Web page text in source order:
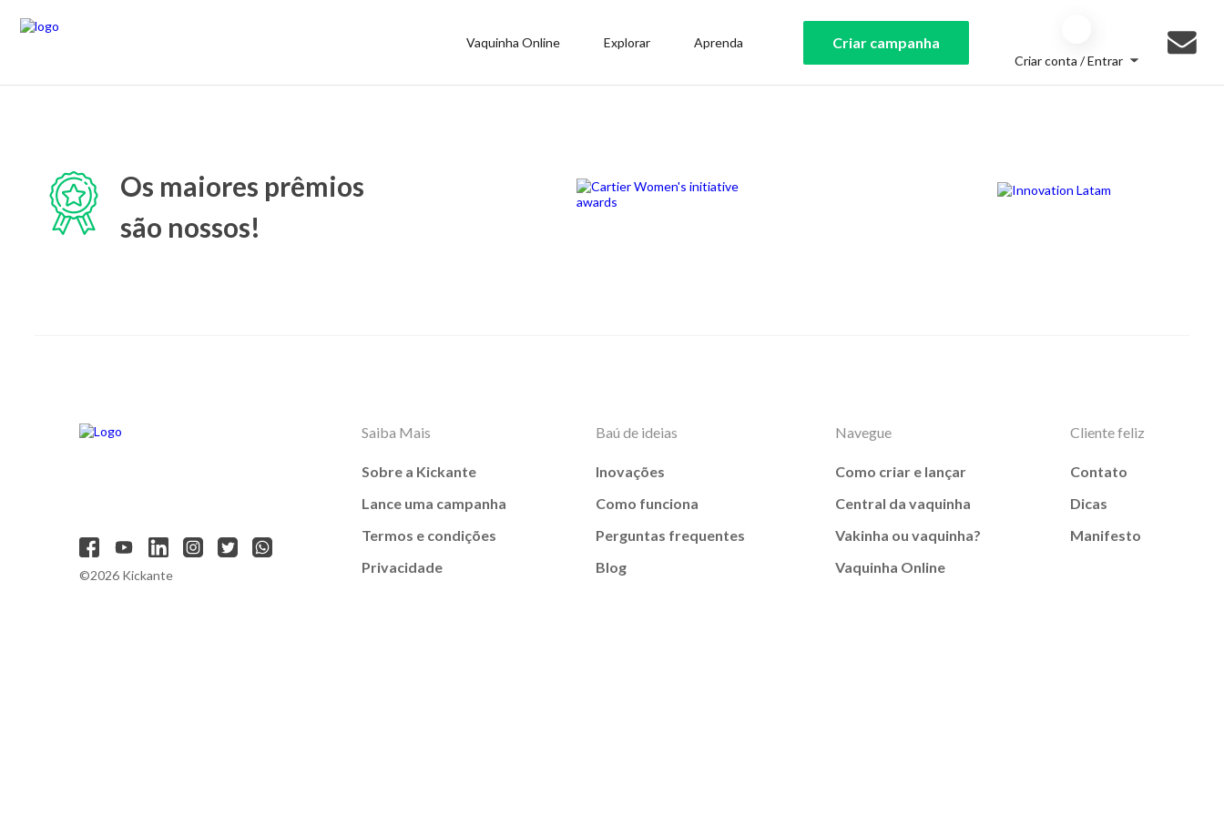
Vaquinha Online Explorar Aprenda Criar campanha
Criar conta / Entrar
Os maiores prêmios
são nossos!
©2026 Kickante
Saiba Mais
Sobre a Kickante
Lance uma campanha
Termos e condições
Privacidade
Baú de ideias
Inovações
Como funciona
Perguntas frequentes
Blog
Navegue
Como criar e lançar
Central da vaquinha
Vakinha ou vaquinha?
Vaquinha Online
Cliente feliz
Contato
Dicas
Manifesto